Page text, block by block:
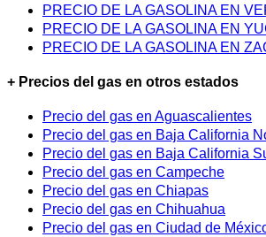
PRECIO DE LA GASOLINA EN
PRECIO DE LA GASOLINA EN
PRECIO DE LA GASOLINA EN
+ Precios del gas en otros estados
Precio del gas en Aguascalientes
Precio del gas en Baja California
Precio del gas en Baja California
Precio del gas en Campeche
Precio del gas en Chiapas
Precio del gas en Chihuahua
Precio del gas en Ciudad de